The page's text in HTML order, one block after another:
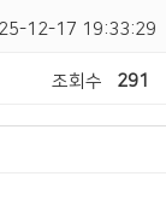
12-17 19:33:29
조회수 291